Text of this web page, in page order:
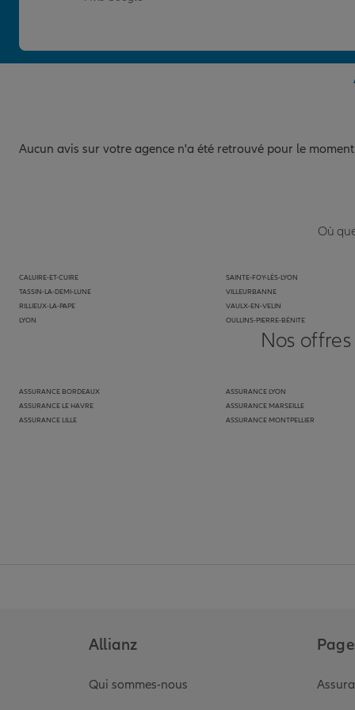
Aucun avis sur votre agence n'a été retrouvé pour le moment
Où
CALUIRE-ET-CUIRE
TASSIN-LA-DEMI-LUNE
RILLIEUX-LA-PAPE
LYON
SAINTE-FOY-LÈS-LYON
VILLEURBANNE
VAULX-EN-VELIN
OULLINS-PIERRE-BÉNITE
Nos
ASSURANCE BORDEAUX
ASSURANCE LE HAVRE
ASSURANCE LILLE
ASSURANCE LYON
ASSURANCE MARSEILLE
ASSURANCE MONTPELLIER
Allianz
Qui sommes-nous